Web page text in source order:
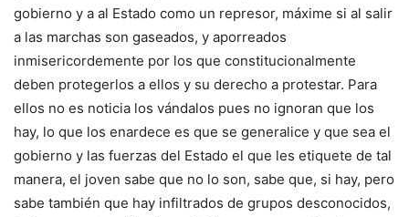
gobierno y a al Estado como un represor, máxime si al salir
a las marchas son gaseados, y aporreados
inmisericordemente por los que constitucionalmente
deben protegerlos a ellos y su derecho a protestar. Para
ellos no es noticia los vándalos pues no ignoran que los
hay, lo que los enardece es que se generalice y que sea el
gobierno y las fuerzas del Estado el que les etiquete de tal
manera, el joven sabe que no lo son, sabe que, si hay, pero
sabe también que hay infiltrados de grupos desconocidos,